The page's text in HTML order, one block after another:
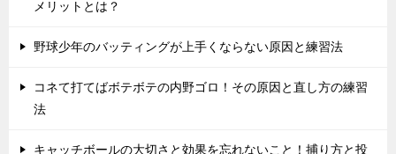
メリットとは？
野球少年のバッティングが上手くならない原因と練習法
コネて打てばボテボテの内野ゴロ！その原因と直し方の練習
法
キャッチボールの大切さと効果を忘れないこと！捕り方と投